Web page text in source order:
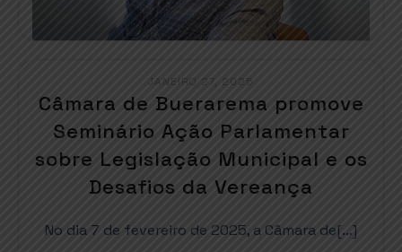
JANEIRO 27, 2025
Câmara de Buerarema promove
Seminário Ação Parlamentar
sobre Legislação Municipal e os
Desafios da Vereança
No dia 7 de fevereiro de 2025, a Câmara de[…]